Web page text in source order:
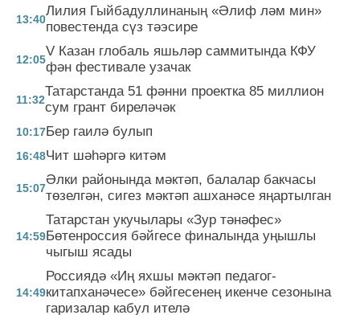
13:40
Лилия Гыйбадуллинаның «Әлиф ләм мин»
повестенда сүз тәэсире
12:05
V Казан глобаль яшьләр саммитында КФУ
фән фестивале узачак
11:32
Татарстанда 51 фәнни проектка 85 миллион
сум грант биреләчәк
10:17Бер гаилә булып
16:48Чит шәһәргә китәм
15:07
Әлки районында мәктәп, балалар бакчасы
төзелгән, сигез мәктәп ашханәсе яңартылган
14:59
Татарстан укучылары «Зур тәнәфес»
Бөтенроссия бәйгесе финалында уңышлы
чыгыш ясады
14:49
Россиядә «Иң яхшы мәктәп педагог-
китапханәчесе» бәйгесенең икенче сезонына
гаризалар кабул ителә